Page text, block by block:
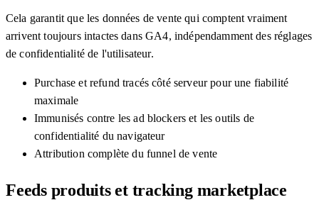
Cela garantit que les données de vente qui comptent vraiment
arrivent toujours intactes dans GA4, indépendamment des réglages
de confidentialité de l'utilisateur.
Purchase et refund tracés côté serveur pour une fiabilité
maximale
Immunisés contre les ad blockers et les outils de
confidentialité du navigateur
Attribution complète du funnel de vente
Feeds produits et tracking marketplace